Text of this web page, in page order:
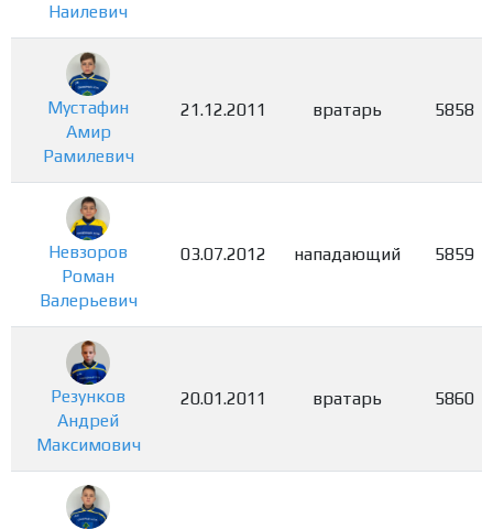
Наилевич
Мустафин
Амир
Рамилевич
21.12.2011 вратарь 5858
Невзоров
Роман
Валерьевич
03.07.2012 нападающий 5859
Резунков
Андрей
Максимович
20.01.2011 вратарь 5860